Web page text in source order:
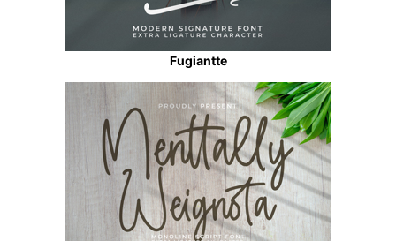
Fugiantte